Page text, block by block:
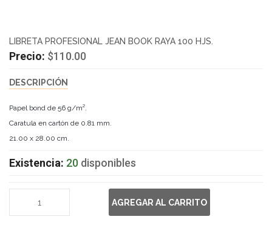
LIBRETA PROFESIONAL JEAN BOOK RAYA 100 HJS.
Precio: $110.00
DESCRIPCIÓN
Papel bond de 56 g/m².
Caratula en cartón de 0.81 mm.
21.00 x 28.00 cm.
Existencia: 20 disponibles
AGREGAR AL CARRITO